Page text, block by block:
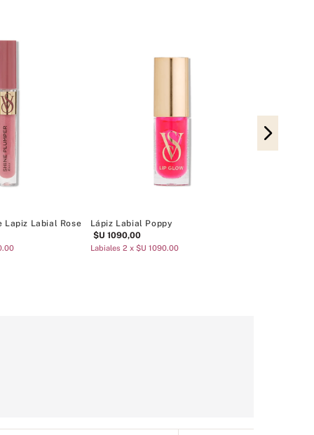
Lapiz Labial Rose
Lápiz Labial Poppy
$U 1090,00
Labiales 2 x $U 1090.00